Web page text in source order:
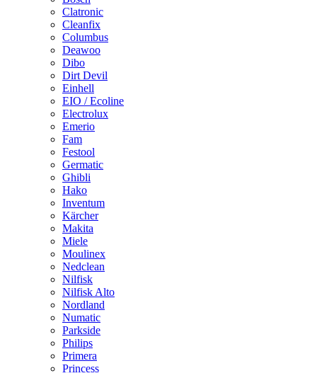
Clatronic
Cleanfix
Columbus
Deawoo
Dibo
Dirt Devil
Einhell
EIO / Ecoline
Electrolux
Emerio
Fam
Festool
Germatic
Ghibli
Hako
Inventum
Kärcher
Makita
Miele
Moulinex
Nedclean
Nilfisk
Nilfisk Alto
Nordland
Numatic
Parkside
Philips
Primera
Princess